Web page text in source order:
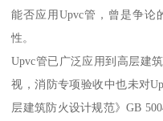
能否应用Upvc管，曾是争
性。
Upvc管已广泛应用到高层建
视，消防专项验收中也未对
层建筑防火设计规范》GB